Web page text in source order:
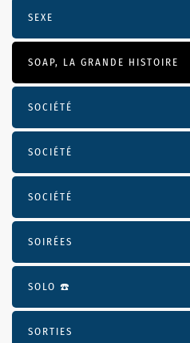
SEXE
SOAP, LA GRANDE HISTOIRE
SOCIÉTÉ
SOCIÉTÉ
SOCIÉTÉ
SOIRÉES
SOLO ☎️
SORTIES